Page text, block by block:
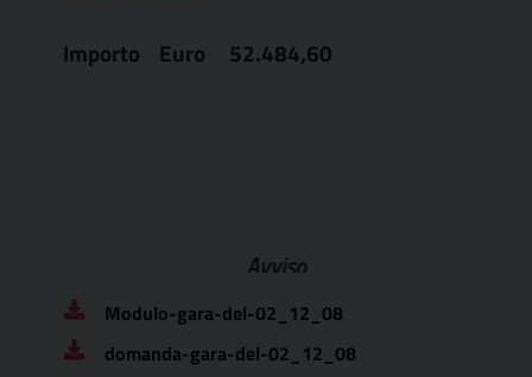
Importo Euro 52.484,60
Avviso
Modulo-gara-del-02_12_08
domanda-gara-del-02_12_08